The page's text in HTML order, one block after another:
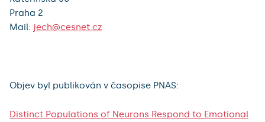
Praha 2
Mail: jech@cesnet.cz
Objev byl publikován v časopise PNAS:
Distinct Populations of Neurons Respond to Emotional